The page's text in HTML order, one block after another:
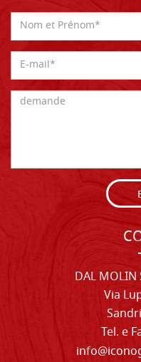
DAL MOLIN
Via
Tel. e